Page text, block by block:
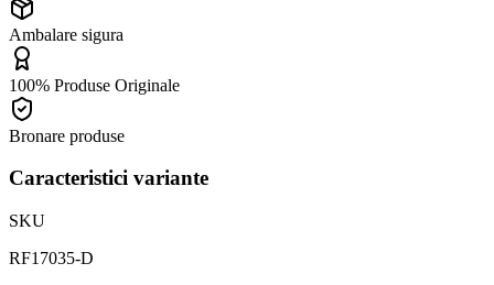
Ambalare sigura
100% Produse Originale
Bronare produse
Caracteristici variante
SKU
RF17035-D